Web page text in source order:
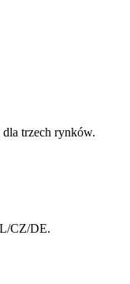
trzech rynków.
CZ/DE.